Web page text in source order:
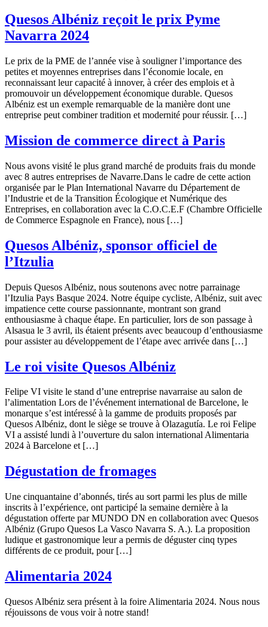
Quesos Albéniz reçoit le prix Pyme
Navarra 2024
Le prix de la PME de l’année vise à souligner l’importance des
petites et moyennes entreprises dans l’économie locale, en
reconnaissant leur capacité à innover, à créer des emplois et à
promouvoir un développement économique durable. Quesos
Albéniz est un exemple remarquable de la manière dont une
entreprise peut combiner tradition et modernité pour réussir. […]
Mission de commerce direct à Paris
Nous avons visité le plus grand marché de produits frais du monde
avec 8 autres entreprises de Navarre.Dans le cadre de cette action
organisée par le Plan International Navarre du Département de
l’Industrie et de la Transition Écologique et Numérique des
Entreprises, en collaboration avec la C.O.C.E.F (Chambre Officielle
de Commerce Espagnole en France), nous […]
Quesos Albéniz, sponsor officiel de
l’Itzulia
Depuis Quesos Albéniz, nous soutenons avec notre parrainage
l’Itzulia Pays Basque 2024. Notre équipe cycliste, Albéniz, suit avec
impatience cette course passionnante, montrant son grand
enthousiasme à chaque étape. En particulier, lors de son passage à
Alsasua le 3 avril, ils étaient présents avec beaucoup d’enthousiasme
pour assister au développement de l’étape avec arrivée dans […]
Le roi visite Quesos Albéniz
Felipe VI visite le stand d’une entreprise navarraise au salon de
l’alimentation Lors de l’événement international de Barcelone, le
monarque s’est intéressé à la gamme de produits proposés par
Quesos Albéniz, dont le siège se trouve à Olazagutía. Le roi Felipe
VI a assisté lundi à l’ouverture du salon international Alimentaria
2024 à Barcelone et […]
Dégustation de fromages
Une cinquantaine d’abonnés, tirés au sort parmi les plus de mille
inscrits à l’expérience, ont participé la semaine dernière à la
dégustation offerte par MUNDO DN en collaboration avec Quesos
Albéniz (Grupo Quesos La Vasco Navarra S. A.). La proposition
ludique et gastronomique leur a permis de déguster cinq types
différents de ce produit, pour […]
Alimentaria 2024
Quesos Albéniz sera présent à la foire Alimentaria 2024. Nous nous
réjouissons de vous voir à notre stand!